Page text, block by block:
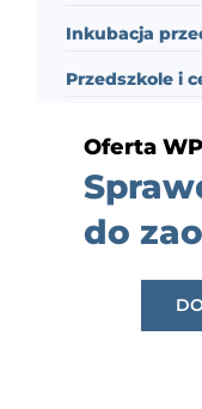
Oferta
do
Inkubacja
Przedszkole i